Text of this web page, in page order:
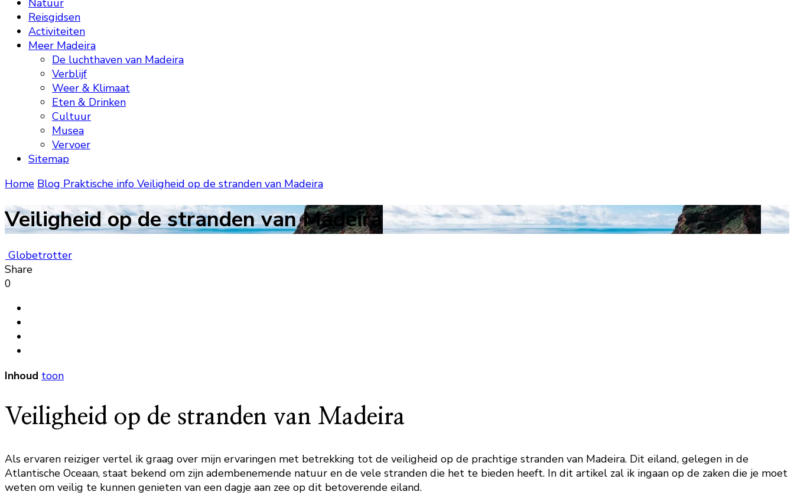
Natuur
Reisgidsen
Activiteiten
Meer Madeira
De luchthaven van Madeira
Verblijf
Weer & Klimaat
Eten & Drinken
Cultuur
Musea
Vervoer
Sitemap
Home Blog Praktische info Veiligheid op de stranden van Madeira
Veiligheid op de stranden van Madeira
Globetrotter
Share
0
Inhoud toon
Veiligheid op de stranden van Madeira
Als ervaren reiziger vertel ik graag over mijn ervaringen met betrekking tot de veiligheid op de prachtige stranden van Madeira. Dit eiland, gelegen in de
Atlantische Oceaan, staat bekend om zijn adembenemende natuur en de vele stranden die het te bieden heeft. In dit artikel zal ik ingaan op de zaken die je moet
weten om veilig te kunnen genieten van een dagje aan zee op dit betoverende eiland.